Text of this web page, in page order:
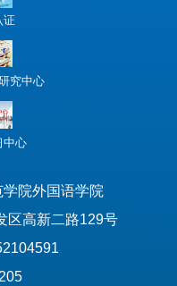
证
究中心
中心
院外国语学院
区高新二路129号